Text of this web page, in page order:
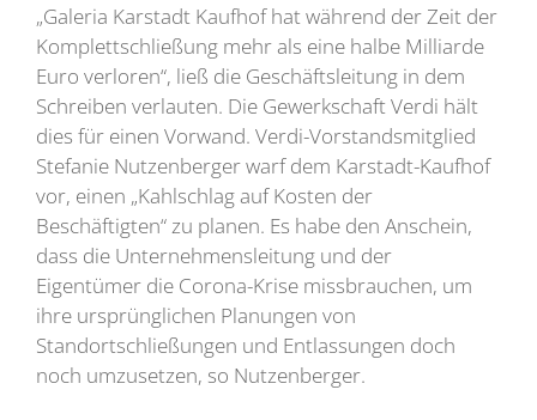
„Galeria Karstadt Kaufhof hat während der Zeit der
Komplettschließung mehr als eine halbe Milliarde
Euro verloren“, ließ die Geschäftsleitung in dem
Schreiben verlauten. Die Gewerkschaft Verdi hält
dies für einen Vorwand. Verdi-Vorstandsmitglied
Stefanie Nutzenberger warf dem Karstadt-Kaufhof
vor, einen „Kahlschlag auf Kosten der
Beschäftigten“ zu planen. Es habe den Anschein,
dass die Unternehmensleitung und der
Eigentümer die Corona-Krise missbrauchen, um
ihre ursprünglichen Planungen von
Standortschließungen und Entlassungen doch
noch umzusetzen, so Nutzenberger.